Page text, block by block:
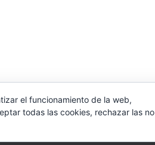
el funcionamiento de la web,
todas las cookies, rechazar las no